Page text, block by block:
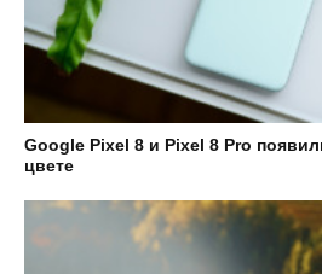
Google Pixel 8 и Pixel 8 Pro
цвете